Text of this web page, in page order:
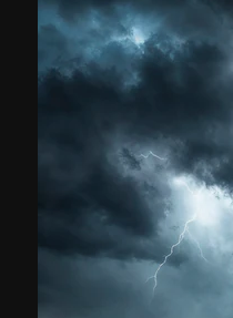
La plataforma
trabajo. Más
entre
estudios.